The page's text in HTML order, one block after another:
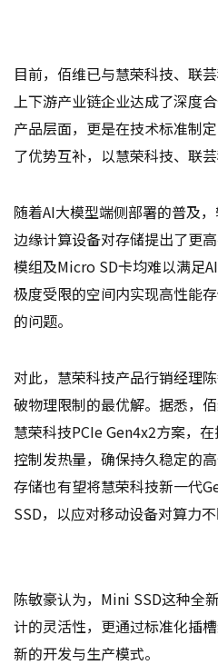
目前，佰维已与慧荣科技、联
上下游产业链企业达成了深度
产品层面，更是在技术标准制
了优势互补，以慧荣科技、联
随着AI大模型端侧部署的普及
边缘计算设备对存储提出了更
模组及Micro SD卡均难以满足
极度受限的空间内实现高性能
的问题。
对此，慧荣科技产品行销经理
破物理限制的最优解。据悉，
慧荣科技PCIe Gen4x2方案，
控制发热量，确保持久稳定的
存储也有望将慧荣科技新一代
SSD，以应对移动设备对算力不
陈敏豪认为，Mini SSD这种全
计的灵活性，更通过标准化插
新的开发与生产模式。